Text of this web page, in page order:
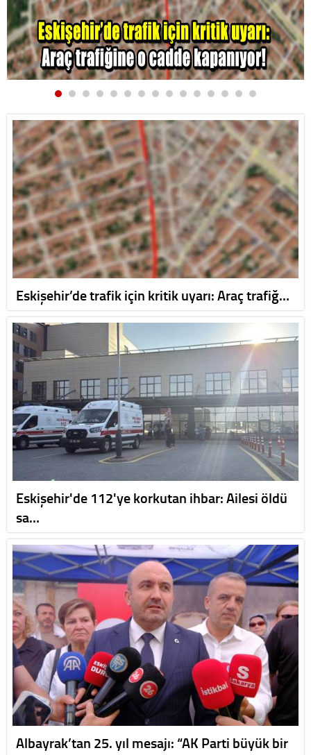
Eskişehir’de trafik için kritik uyarı: Araç trafiğ…
Eskişehir'de 112'ye korkutan ihbar: Ailesi öldü
sa…
Albayrak’tan 25. yıl mesajı: “AK Parti büyük bir